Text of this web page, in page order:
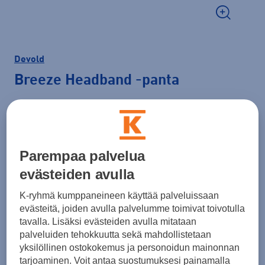
Devold
Breeze Headband -panta
Parempaa palvelua
evästeiden avulla
K-ryhmä kumppaneineen käyttää palveluissaan
evästeitä, joiden avulla palvelumme toimivat toivotulla
tavalla. Lisäksi evästeiden avulla mitataan
palveluiden tehokkuutta sekä mahdollistetaan
yksilöllinen ostokokemus ja personoidun mainonnan
tarjoaminen. Voit antaa suostumuksesi painamalla